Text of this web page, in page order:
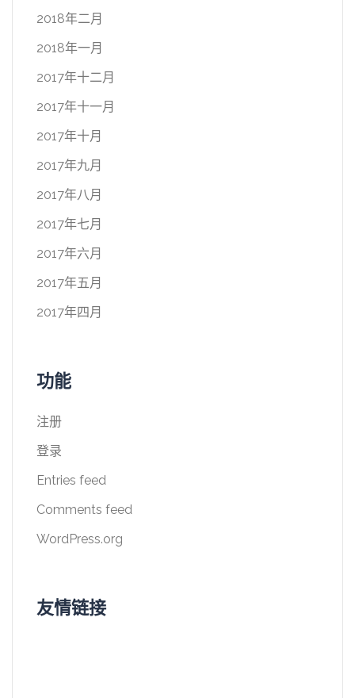
2018年二月
2018年一月
2017年十二月
2017年十一月
2017年十月
2017年九月
2017年八月
2017年七月
2017年六月
2017年五月
2017年四月
功能
注册
登录
Entries feed
Comments feed
WordPress.org
友情链接